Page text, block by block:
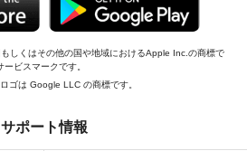
しくはその他の国や地域におけるApple Inc.の商標で
ビスマークです。
ゴは Google LLC の商標です。
サポート情報